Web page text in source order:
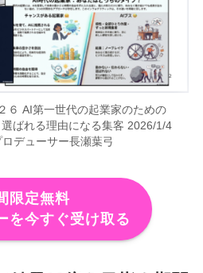
６ AI第一世代の起業家のための
選ばれる理由になる集客 2026/1/4
デューサー長瀬葉弓
限定無料
を今すぐ受け取る